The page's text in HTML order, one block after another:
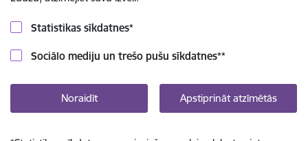
Statistikas sīkdatnes*
Sociālo mediju un trešo pušu sīkdatnes**
Noraidīt Apstiprināt atzīmētās